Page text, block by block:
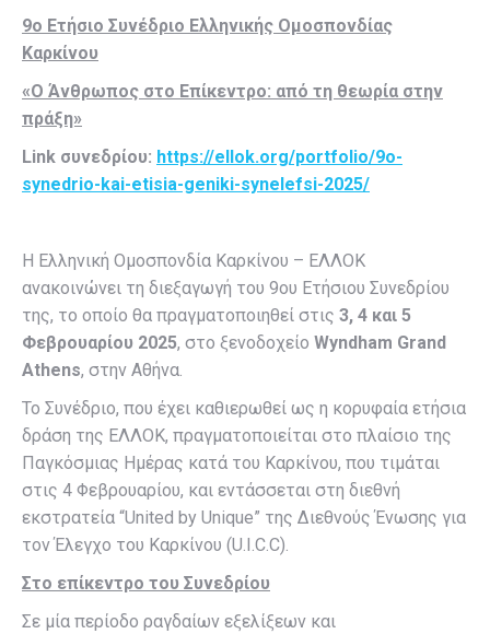
9ο Ετήσιο Συνέδριο Ελληνικής Ομοσπονδίας
Καρκίνου
«Ο Άνθρωπος στο Επίκεντρο: από τη θεωρία στην
πράξη»
Link συνεδρίου: https://ellok.org/portfolio/9o-
synedrio-kai-etisia-geniki-synelefsi-2025/
Η Ελληνική Ομοσπονδία Καρκίνου – ΕΛΛΟΚ
ανακοινώνει τη διεξαγωγή του 9ου Ετήσιου Συνεδρίου
της, το οποίο θα πραγματοποιηθεί στις 3, 4 και 5
Φεβρουαρίου 2025, στο ξενοδοχείο Wyndham Grand
Athens, στην Αθήνα.
Το Συνέδριο, που έχει καθιερωθεί ως η κορυφαία ετήσια
δράση της ΕΛΛΟΚ, πραγματοποιείται στο πλαίσιο της
Παγκόσμιας Ημέρας κατά του Καρκίνου, που τιμάται
στις 4 Φεβρουαρίου, και εντάσσεται στη διεθνή
εκστρατεία “United by Unique” της Διεθνούς Ένωσης για
τον Έλεγχο του Καρκίνου (U.I.C.C).
Στο επίκεντρο του Συνεδρίου
Σε μία περίοδο ραγδαίων εξελίξεων και